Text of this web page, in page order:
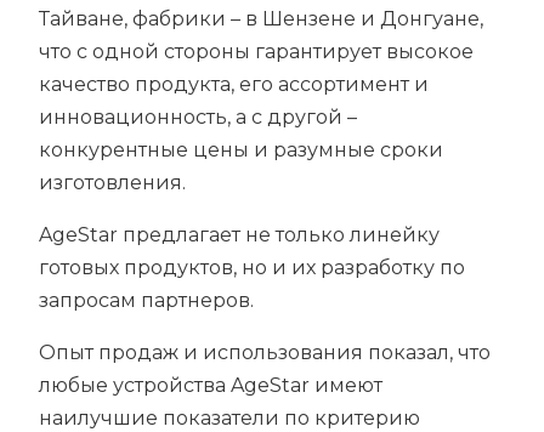
Тайване, фабрики – в Шензене и Донгуане,
что с одной стороны гарантирует высокое
качество продукта, его ассортимент и
инновационность, а с другой –
конкурентные цены и разумные сроки
изготовления.
AgeStar предлагает не только линейку
готовых продуктов, но и их разработку по
запросам партнеров.
Опыт продаж и использования показал, что
любые устройства AgeStar имеют
наилучшие показатели по критерию